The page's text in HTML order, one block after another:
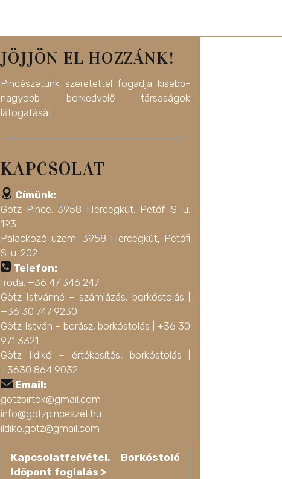
JÖJJÖN EL HOZZÁNK!
Pincészetünk szeretettel fogadja kisebb-
nagyobb borkedvelő társaságok
látogatását.
KAPCSOLAT
Címünk:
Götz Pince: 3958 Hercegkút, Petőfi S. u.
193.
Palackozó üzem: 3958 Hercegkút, Petőfi
S. u. 202.
Telefon:
Iroda: +36 47 346 247
Götz Istvánné – számlázás, borkóstolás |
+36 30 747 9230
Götz István – borász, borkóstolás | +36 30
971 3321
Götz Ildikó – értékesítés, borkóstolás |
+3630 864 9032
Email:
gotzbirtok@gmail.com
info@gotzpinceszet.hu
ildiko.gotz@gmail.com
Kapcsolatfelvétel, Borkóstoló
Időpont foglalás >